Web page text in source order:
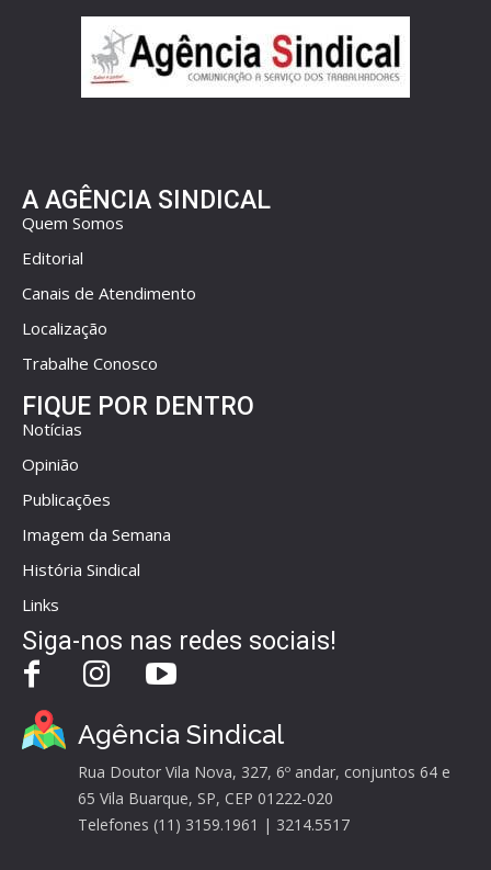
A AGÊNCIA SINDICAL
Quem Somos
Editorial
Canais de Atendimento
Localização
Trabalhe Conosco
FIQUE POR DENTRO
Notícias
Opinião
Publicações
Imagem da Semana
História Sindical
Links
Siga-nos nas redes sociais!
Agência Sindical
Rua Doutor Vila Nova, 327, 6º andar, conjuntos 64 e
65 Vila Buarque, SP, CEP 01222-020
Telefones (11) 3159.1961 | 3214.5517